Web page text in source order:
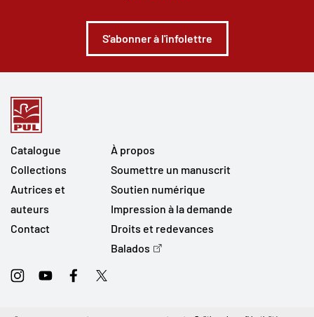
S'abonner à l'infolettre
Catalogue
Collections
Autrices et
auteurs
Contact
À propos
Soumettre un manuscrit
Soutien numérique
Impression à la demande
Droits et redevances
Balados
InstagramYoutubeFacebookTwitter